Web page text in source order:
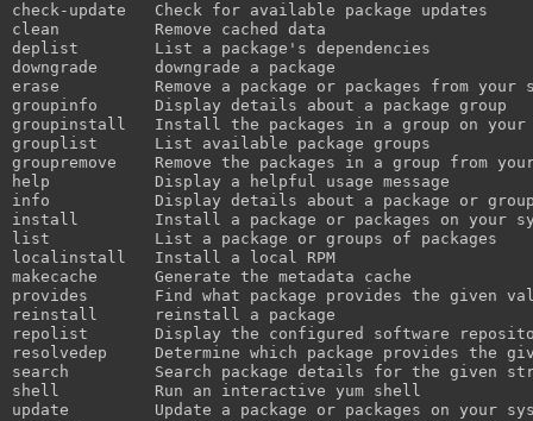
check-update   Check for available package updates
clean          Remove cached data
deplist        List a package's dependencies
downgrade      downgrade a package
erase          Remove a package or packages from your
groupinfo      Display details about a package group
groupinstall   Install the packages in a group on your
grouplist      List available package groups
groupremove    Remove the packages in a group from
help           Display a helpful usage message
info           Display details about a package or group
install        Install a package or packages on your
list           List a package or groups of packages
localinstall   Install a local RPM
makecache      Generate the metadata cache
provides       Find what package provides the given
reinstall      reinstall a package
repolist       Display the configured software
resolvedep     Determine which package provides the
search         Search package details for the given
shell          Run an interactive yum shell
update         Update a package or packages on your